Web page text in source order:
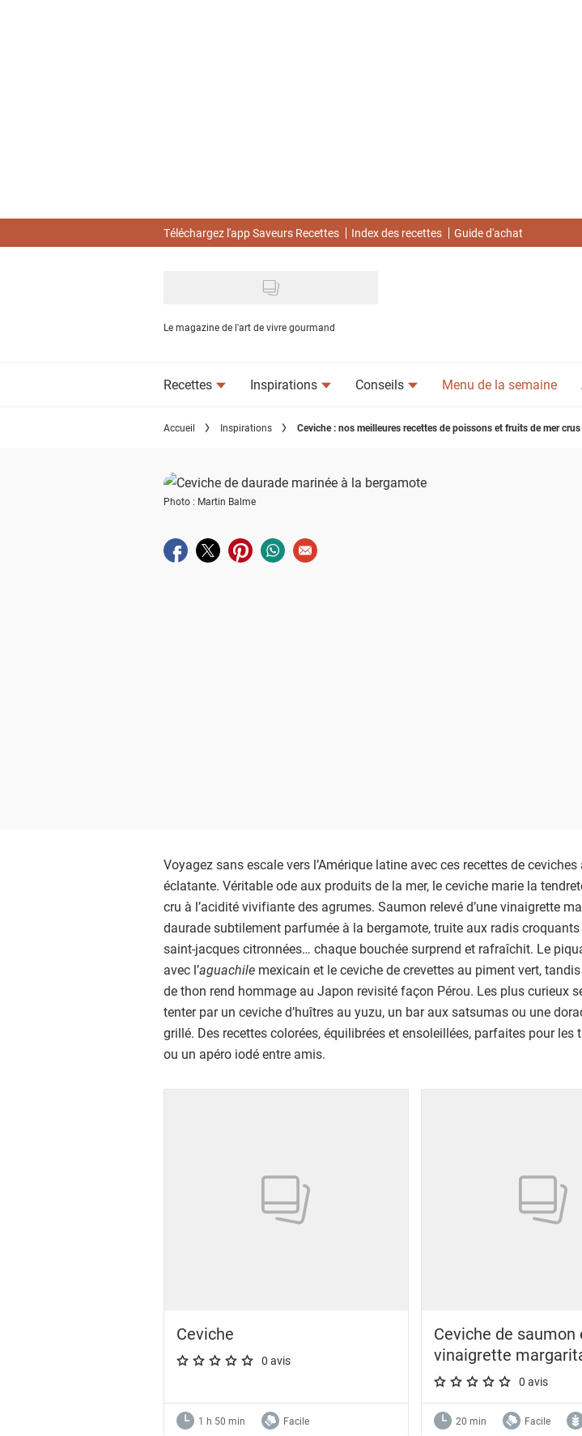
Téléchargez l'app Saveurs Recettes Index des recettes Guide d'achat
Le magazine de l'art de vivre gourmand
Recettes Inspirations Conseils Menu de la semaine
Accueil Inspirations Ceviche : nos meilleures recettes de poissons et fruits de mer
Photo : Martin Balme
Partager sur facebook
Partager sur twitter
Partager sur pinterest
Partager sur whatsapp
Envoyer à un ami
Voyagez sans escale vers l’Amérique latine avec ces recettes de
éclatante. Véritable ode aux produits de la mer, le ceviche marie la
cru à l’acidité vivifiante des agrumes. Saumon relevé d’une vinaigrette
daurade subtilement parfumée à la bergamote, truite aux radis
saint-jacques citronnées… chaque bouchée surprend et rafraîchit. Le
avec l’aguachile mexicain et le ceviche de crevettes au piment vert,
de thon rend hommage au Japon revisité façon Pérou. Les plus curieux
tenter par un ceviche d’huîtres au yuzu, un bar aux satsumas ou une
grillé. Des recettes colorées, équilibrées et ensoleillées, parfaites pour les
ou un apéro iodé entre amis.
Ceviche
A star rating of 0 out of 5.
0 avis
1 h 50 min Facile
Ceviche de saumon
vinaigrette
A star rating of 0 out of 5.
0 avis
20 min Facile